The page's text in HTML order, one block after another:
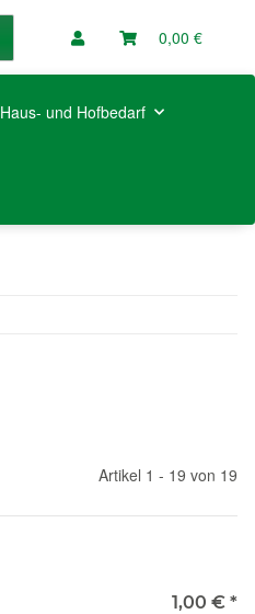
0,00 €
Haus- und Hofbedarf
Artikel 1 - 19 von 19
1,00 € *